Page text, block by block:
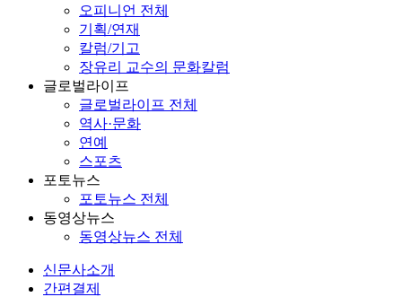
오피니언 전체
기획/연재
칼럼/기고
장유리 교수의 문화칼럼
글로벌라이프
글로벌라이프 전체
역사·문화
연예
스포츠
포토뉴스
포토뉴스 전체
동영상뉴스
동영상뉴스 전체
신문사소개
간편결제